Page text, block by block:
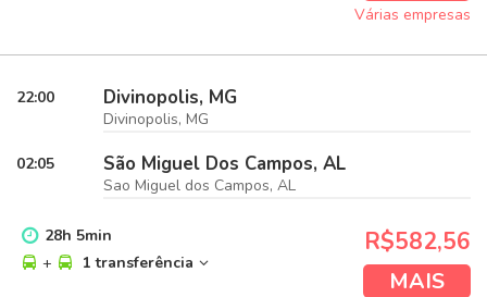
Várias empresas
22:00 Divinopolis, MG
Divinopolis, MG
02:05 São Miguel Dos Campos, AL
Sao Miguel dos Campos, AL
28h 5min
+
1 transferência
R$582,56
MAIS